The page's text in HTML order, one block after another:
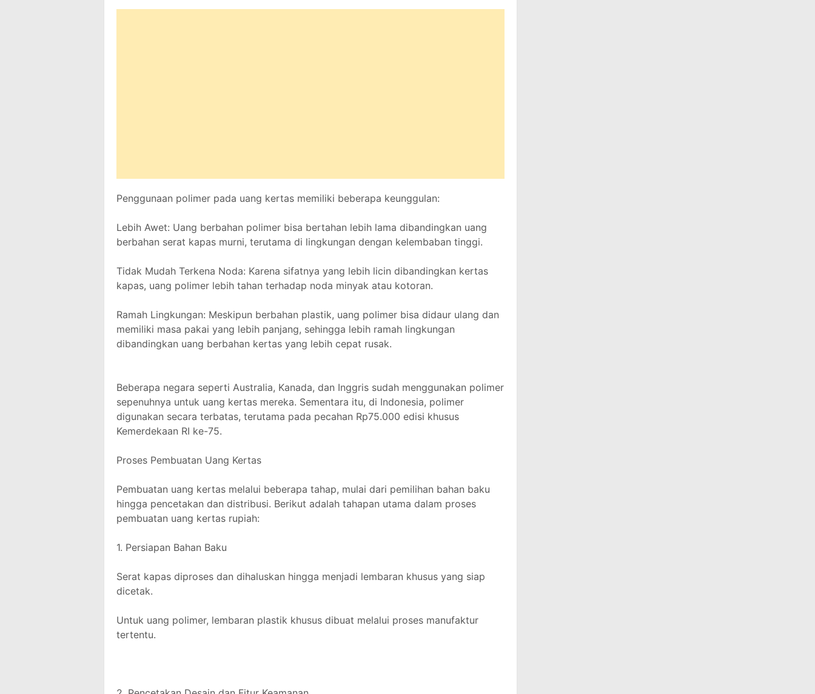
Penggunaan polimer pada uang kertas memiliki beberapa keunggulan:
Lebih Awet: Uang berbahan polimer bisa bertahan lebih lama dibandingkan uang
berbahan serat kapas murni, terutama di lingkungan dengan kelembaban tinggi.
Tidak Mudah Terkena Noda: Karena sifatnya yang lebih licin dibandingkan kertas
kapas, uang polimer lebih tahan terhadap noda minyak atau kotoran.
Ramah Lingkungan: Meskipun berbahan plastik, uang polimer bisa didaur ulang dan
memiliki masa pakai yang lebih panjang, sehingga lebih ramah lingkungan
dibandingkan uang berbahan kertas yang lebih cepat rusak.
Beberapa negara seperti Australia, Kanada, dan Inggris sudah menggunakan polimer
sepenuhnya untuk uang kertas mereka. Sementara itu, di Indonesia, polimer
digunakan secara terbatas, terutama pada pecahan Rp75.000 edisi khusus
Kemerdekaan RI ke-75.
Proses Pembuatan Uang Kertas
Pembuatan uang kertas melalui beberapa tahap, mulai dari pemilihan bahan baku
hingga pencetakan dan distribusi. Berikut adalah tahapan utama dalam proses
pembuatan uang kertas rupiah:
1. Persiapan Bahan Baku
Serat kapas diproses dan dihaluskan hingga menjadi lembaran khusus yang siap
dicetak.
Untuk uang polimer, lembaran plastik khusus dibuat melalui proses manufaktur
tertentu.